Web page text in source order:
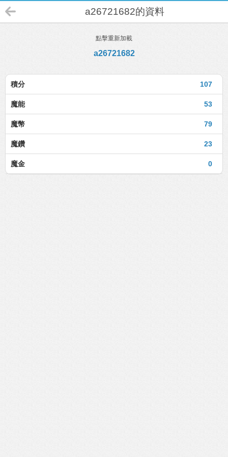
a26721682的資料
點擊重新加載
a26721682
107
積分
53
魔能
79
魔幣
23
魔鑽
0
魔金